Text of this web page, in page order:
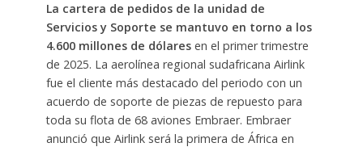
La cartera de pedidos de la unidad de
Servicios y Soporte se mantuvo en torno a los
4.600 millones de dólaresen el primer trimestre
de 2025. La aerolínea regional sudafricana Airlink
fue el cliente más destacado del periodo con un
acuerdo de soporte de piezas de repuesto para
toda su flota de 68 aviones Embraer. Embraer
anunció que Airlink será la primera de África en